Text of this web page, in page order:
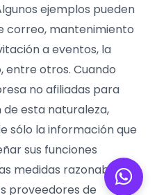
ejemplos pueden
correo, mantenimiento
a eventos, la
entre otros. Cuando
no afiliadas para
esta naturaleza,
sólo la información que
sus funciones
medidas razonables
proveedores de